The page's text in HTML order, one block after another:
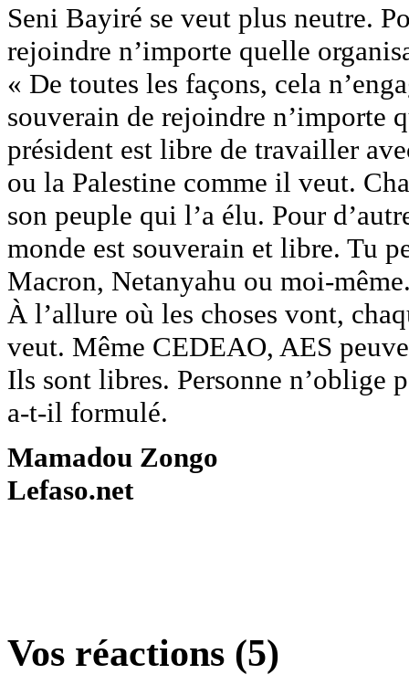
Seni Bayiré se veut plus neutre.
rejoindre n’importe quelle
« De toutes les façons, cela
souverain de rejoindre n’importe
président est libre de travailler
ou la Palestine comme il veut.
son peuple qui l’a élu. Pour
monde est souverain et libre. Tu
Macron, Netanyahu ou moi-
À l’allure où les choses vont,
veut. Même CEDEAO, AES
Ils sont libres. Personne n’oblige
a-t-il formulé.
Mamadou Zongo
Lefaso.net
Vos réactions (5)